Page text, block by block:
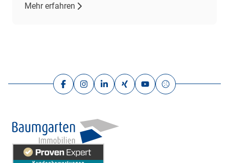
darunter zwei Schlafzimmer und ein
Mehr erfahren